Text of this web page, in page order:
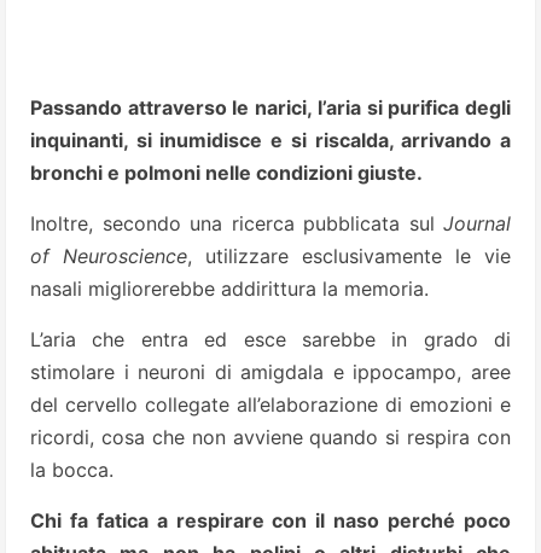
Passando attraverso le narici, l’aria si purifica degli
inquinanti, si inumidisce e si riscalda, arrivando a
bronchi e polmoni nelle condizioni giuste.
Inoltre, secondo una ricerca pubblicata sul Journal
of Neuroscience, utilizzare esclusivamente le vie
nasali migliorerebbe addirittura la memoria.
L’aria che entra ed esce sarebbe in grado di
stimolare i neuroni di amigdala e ippocampo, aree
del cervello collegate all’elaborazione di emozioni e
ricordi, cosa che non avviene quando si respira con
la bocca.
Chi fa fatica a respirare con il naso perché poco